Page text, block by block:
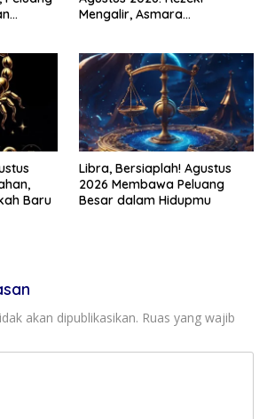
Mengalir, Asmara
Baru
Libra, Bersiaplah! Agustus
2026 Membawa Peluang
Besar dalam Hidupmu
akan dipublikasikan. Ruas yang wajib